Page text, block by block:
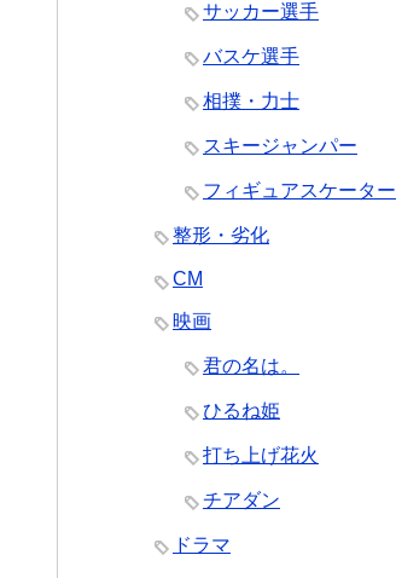
サッカー選手
バスケ選手
相撲・力士
スキージャンパー
フィギュアスケーター
整形・劣化
CM
映画
君の名は。
ひるね姫
打ち上げ花火
チアダン
ドラマ